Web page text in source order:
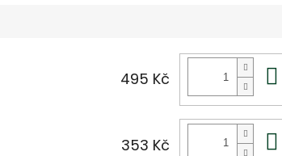
495 Kč
353 Kč